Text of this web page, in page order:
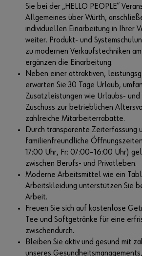
Sie bei der „HELLO PEOPLE“
Allgemeines über Würth,
individuellen Einarbeitung in Ihrer
weiter. Produkt- und
zu modernen Verkaufstechniken
ergänzen die Einarbeitung.
Neben einer attraktiven,
erwarten Sie 30 Tage Urlaub,
Zusatzleistungen wie Urlaubs-
Zuschuss zur betrieblichen
zahlreiche Mitarbeiterrabatte.
Durch transparente Zeiterfassung
familienfreundliche
17:00 Uhr, Fr: 07:00–16:00 Uhr)
zwischen Berufs- und Privatleben.
Moderne Arbeitsmittel wie ein
Arbeitskleidung unterstützen Sie
Arbeit.
Freuen Sie sich auf kostenlose
Tee und Softgetränke für eine
zwischendurch.
Bleiben Sie aktiv und gesund mit
unseres